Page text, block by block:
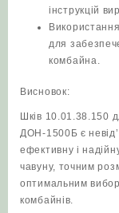
інструкцій
для
комбайна.
Висновок:
Шків 10.01.38.150
ДОН-1500Б є
ефективну і
чавуну, точним
оптимальним
комбайнів.